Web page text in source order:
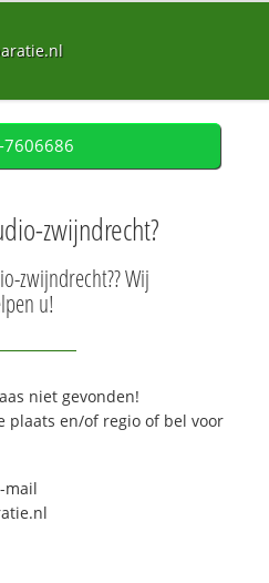
zwijndrecht?
zwijndrecht?? Wij
u!
niet gevonden!
plaats en/of regio of bel voor
mail